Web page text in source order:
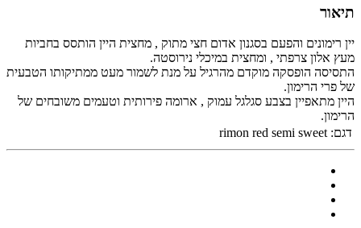
תיאור
יין רימונים והפעם בסגנון אדום חצי מתוק , מחצית היין הותסס בחביות
מעץ אלון צרפתי , ומחצית במיכלי נירוסטה.
התסיסה הופסקה מוקדם מהרגיל על מנת לשמור מעט ממתיקותו הטבעית
של פרי הרימון.
היין מתאפיין בצבע סגלגל עמוק , ארומה פירותית וטעמים משובחים של
הרימון.
דגם: rimon red semi sweet